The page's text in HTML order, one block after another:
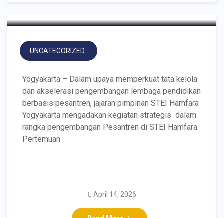
UNCATEGORIZED
Yogyakarta – Dalam upaya memperkuat tata kelola
dan akselerasi pengembangan lembaga pendidikan
berbasis pesantren, jajaran pimpinan STEI Hamfara
Yogyakarta mengadakan kegiatan strategis dalam
rangka pengembangan Pesantren di STEI Hamfara.
Pertemuan
April 14, 2026
Keluar: Harmoni
Ramadhan dalam Buka